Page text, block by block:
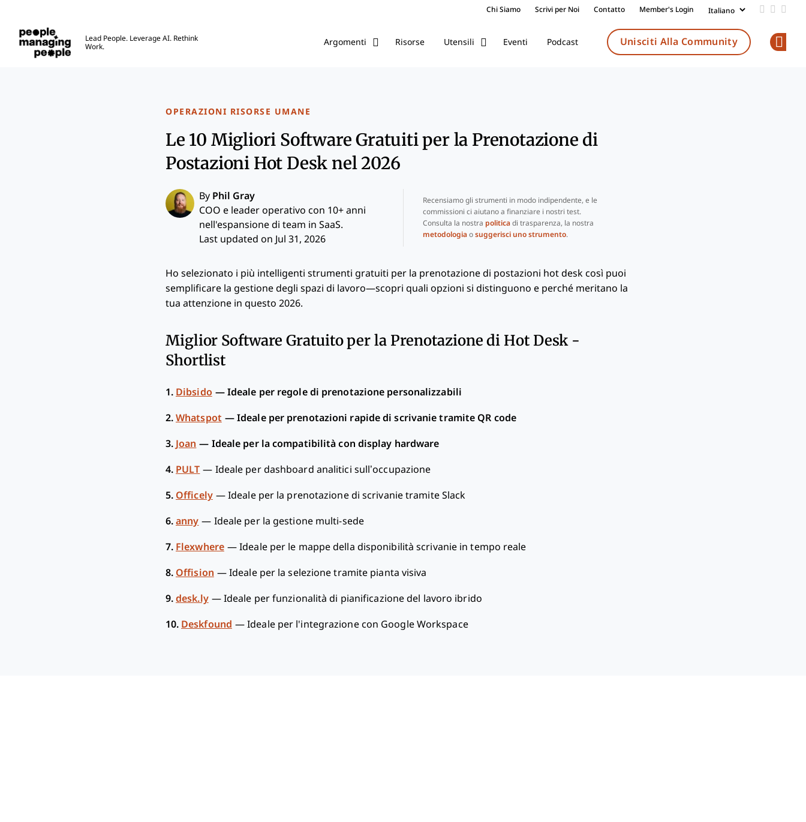
Chi Siamo Scrivi per Noi Contatto Member's Login Add us
Follow
Lead People. Leverage AI. Rethink
Work.
Argomenti Risorse Utensili Eventi Podcast Unisciti Alla Community
OPERAZIONI RISORSE UMANE
Le 10 Migliori Software Gratuiti per la Prenotazione di
Postazioni Hot Desk nel 2026
By Phil Gray
COO e leader operativo con 10+ anni
nell'espansione di team in SaaS.
Last updated on Jul 31, 2026
Recensiamo gli strumenti in modo indipendente, e le
commissioni ci aiutano a finanziare i nostri test.
Consulta la nostra politicadi trasparenza, la nostra
metodologiao suggerisci uno strumento.
Ho selezionato i più intelligenti strumenti gratuiti per la prenotazione di postazioni hot desk così puoi
semplificare la gestione degli spazi di lavoro—scopri quali opzioni si distinguono e perché meritano la
tua attenzione in questo 2026.
Miglior Software Gratuito per la Prenotazione di Hot Desk -
Shortlist
1. Dibsido — Ideale per regole di prenotazione personalizzabili
2. Whatspot —Ideale per prenotazioni rapide di scrivanie tramite QR code
3. Joan — Ideale per la compatibilità con display hardware
4. PULT — Ideale per dashboard analitici sull’occupazione
5. Officely —Ideale per la prenotazione di scrivanie tramite Slack
6. anny — Ideale per la gestione multi-sede
7. Flexwhere —Ideale per le mappe della disponibilità scrivanie in tempo reale
8. Offision —Ideale per la selezione tramite pianta visiva
9. desk.ly — Ideale per funzionalità di pianificazione del lavoro ibrido
10. Deskfound —Ideale per l'integrazione con Google Workspace